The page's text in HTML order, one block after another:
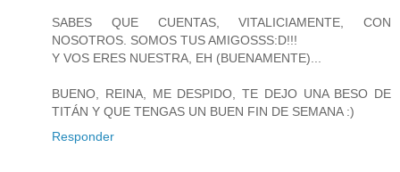
SABES QUE CUENTAS, VITALICIAMENTE, CON
NOSOTROS. SOMOS TUS AMIGOSSS:D!!!
Y VOS ERES NUESTRA, EH (BUENAMENTE)...
BUENO, REINA, ME DESPIDO, TE DEJO UNA BESO DE
TITÁN Y QUE TENGAS UN BUEN FIN DE SEMANA :)
Responder